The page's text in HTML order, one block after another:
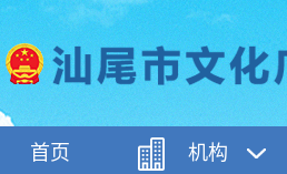
首页 机构